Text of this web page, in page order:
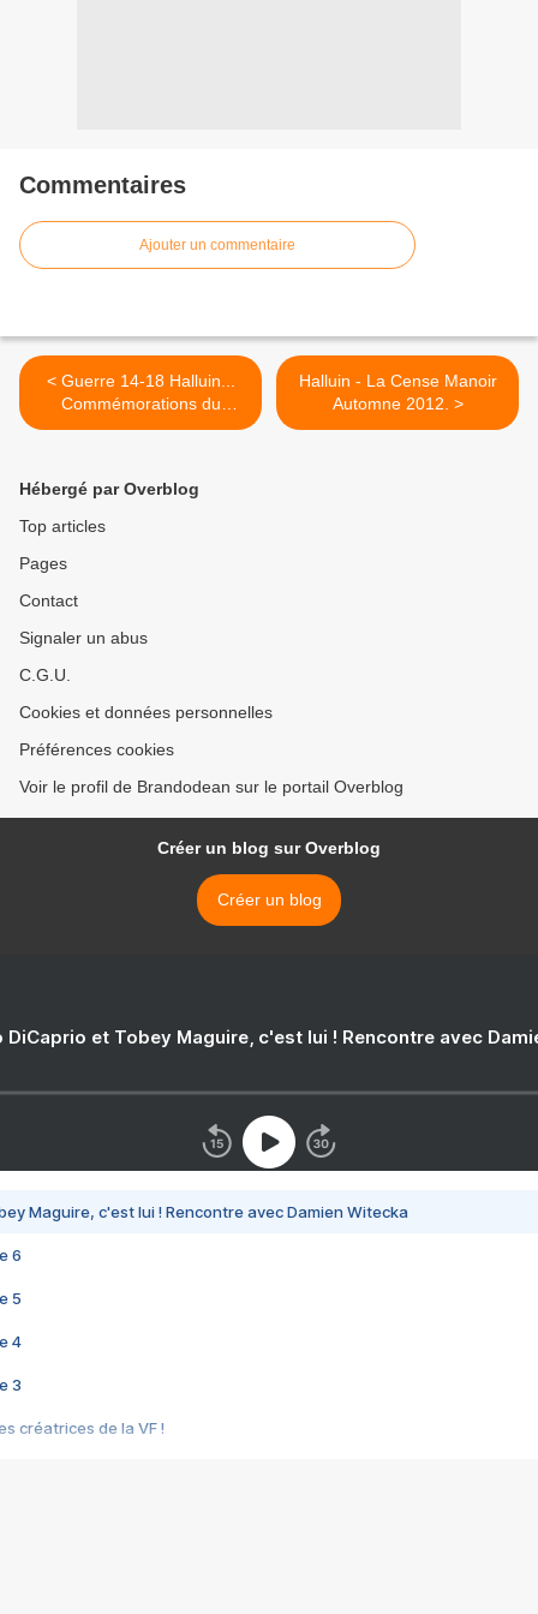
Commentaires
Ajouter un commentaire
< Guerre 14-18 Halluin...
Commémorations du
Centenaire.
Halluin - La Cense Manoir
Automne 2012. >
Hébergé par Overblog
Top articles
Pages
Contact
Signaler un abus
C.G.U.
Cookies et données personnelles
Préférences cookies
Voir le profil de Brandodean sur le portail Overblog
Créer un blog sur Overblog
Créer un blog
DiCaprio et Tobey Maguire, c'est lui ! Rencontre avec
Maguire, c'est lui ! Rencontre avec Damien Witecka
6
5
4
3
créatrices de la VF !